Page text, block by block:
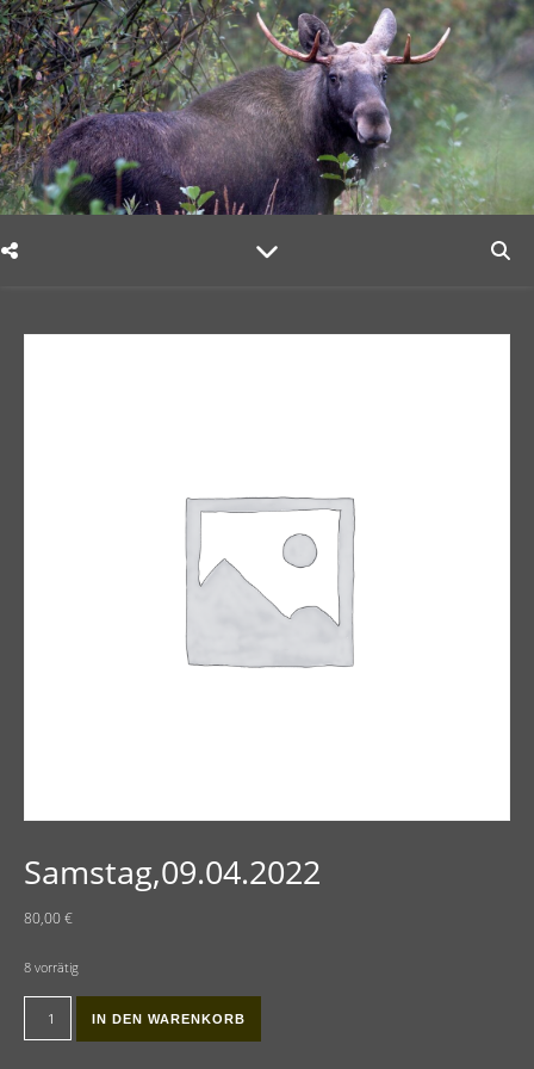
Samstag,09.04.2022
80,00€
8 vorrätig
Samstag,09.04.2022 Menge
IN DEN WARENKORB